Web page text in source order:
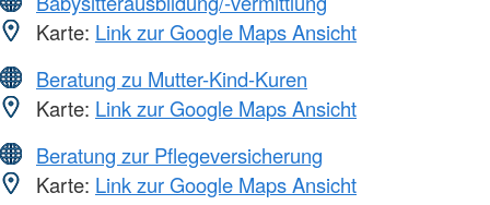
Karte: Link zur Google Maps Ansicht
Beratung zu Mutter-Kind-Kuren
Karte: Link zur Google Maps Ansicht
Beratung zur Pflegeversicherung
Karte: Link zur Google Maps Ansicht